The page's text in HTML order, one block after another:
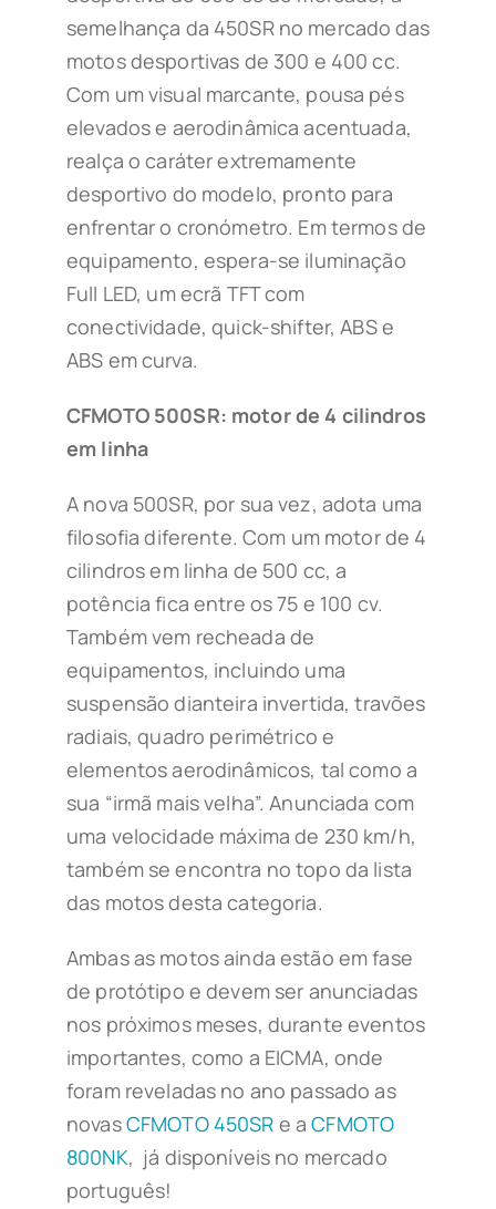
semelhança da 450SR no mercado das
motos desportivas de 300 e 400 cc.
Com um visual marcante, pousa pés
elevados e aerodinâmica acentuada,
realça o caráter extremamente
desportivo do modelo, pronto para
enfrentar o cronómetro. Em termos de
equipamento, espera-se iluminação
Full LED, um ecrã TFT com
conectividade, quick-shifter, ABS e
ABS em curva.
CFMOTO 500SR: motor de 4 cilindros
em linha
A nova 500SR, por sua vez, adota uma
filosofia diferente. Com um motor de 4
cilindros em linha de 500 cc, a
potência fica entre os 75 e 100 cv.
Também vem recheada de
equipamentos, incluindo uma
suspensão dianteira invertida, travões
radiais, quadro perimétrico e
elementos aerodinâmicos, tal como a
sua “irmã mais velha”. Anunciada com
uma velocidade máxima de 230 km/h,
também se encontra no topo da lista
das motos desta categoria.
Ambas as motos ainda estão em fase
de protótipo e devem ser anunciadas
nos próximos meses, durante eventos
importantes, como a EICMA, onde
foram reveladas no ano passado as
novasCFMOTO 450SR e aCFMOTO
800NK, já disponíveis no mercado
português!